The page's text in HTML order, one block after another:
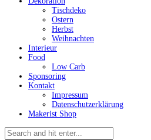
Tischdeko
Ostern
Herbst
Weihnachten
Interieur
Food
Low Carb
Sponsoring
Kontakt
Impressum
Datenschutzerklärung
Makerist Shop